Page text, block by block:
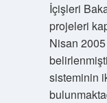
İçişleri
projeleri
Nisan
sisteminin